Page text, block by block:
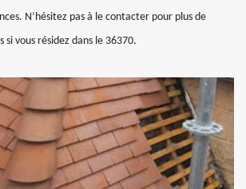
N’hésitez pas à le contacter pour plus de
si vous résidez dans le 36370.